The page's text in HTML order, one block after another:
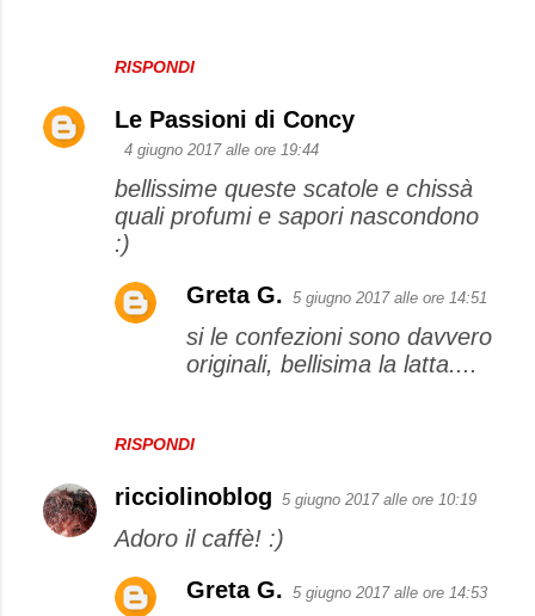
RISPONDI
Le Passioni di Concy
4 giugno 2017 alle ore 19:44
bellissime queste scatole e chissà
quali profumi e sapori nascondono
:)
RISPONDI
Greta G. 5 giugno 2017 alle ore 14:51
si le confezioni sono davvero
originali, bellisima la latta....
ricciolinoblog 5 giugno 2017 alle ore 10:19
Adoro il caffè! :)
Greta G. 5 giugno 2017 alle ore 14:53